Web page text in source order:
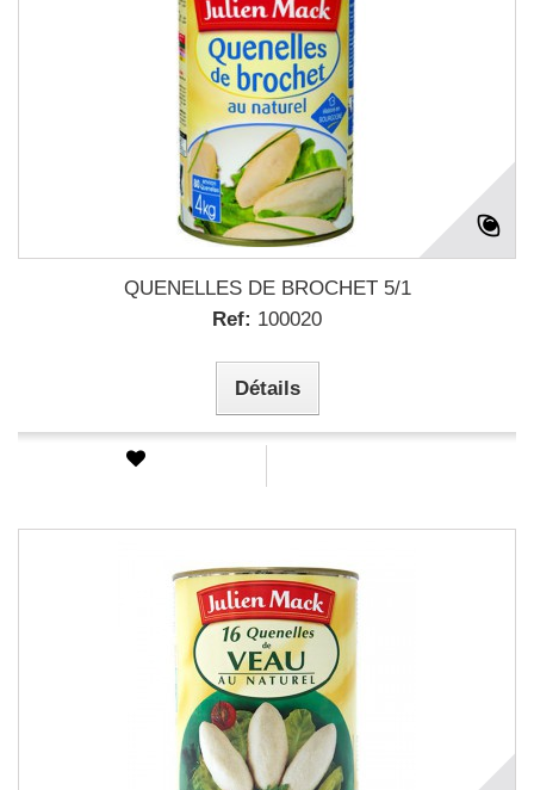
QUENELLES DE BROCHET 5/1
Ref: 100020
Détails